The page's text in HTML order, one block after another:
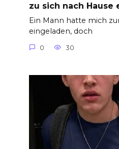
zu sich nach Hause
Ein Mann hatte mich
eingeladen, doch
0 30